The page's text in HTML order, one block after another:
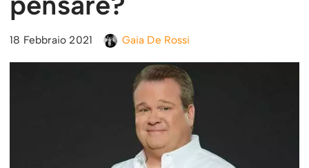
18 Febbraio 2021 Gaia De Rossi